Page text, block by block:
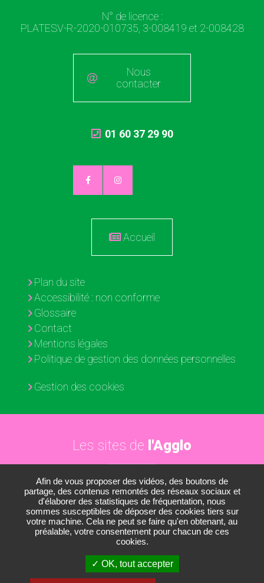
Afin de vous proposer des vidéos, des boutons de
partage, des contenus remontés des réseaux sociaux et
d'élaborer des statistiques de fréquentation, nous
sommes susceptibles de déposer des cookies tiers sur
votre machine. Cela ne peut se faire qu'en obtenant, au
préalable, votre consentement pour chacun de ces
cookies.
OK, tout accepter
N° de licence :
PLATESV-R-2020-010735, 3-008419 et 2-008428
Nous
contacter
01 60 37 29 90
Accueil
Plan du site
Accessibilité : non conforme
Glossaire
Contact
Mentions légales
Politique de gestion des données personnelles
Gestion des cookies
Les sites de l'Agglo
Paris - Vallée de la Marne
Les médiathèques
Les conservatoires
Le Nautil
Le Développement économique